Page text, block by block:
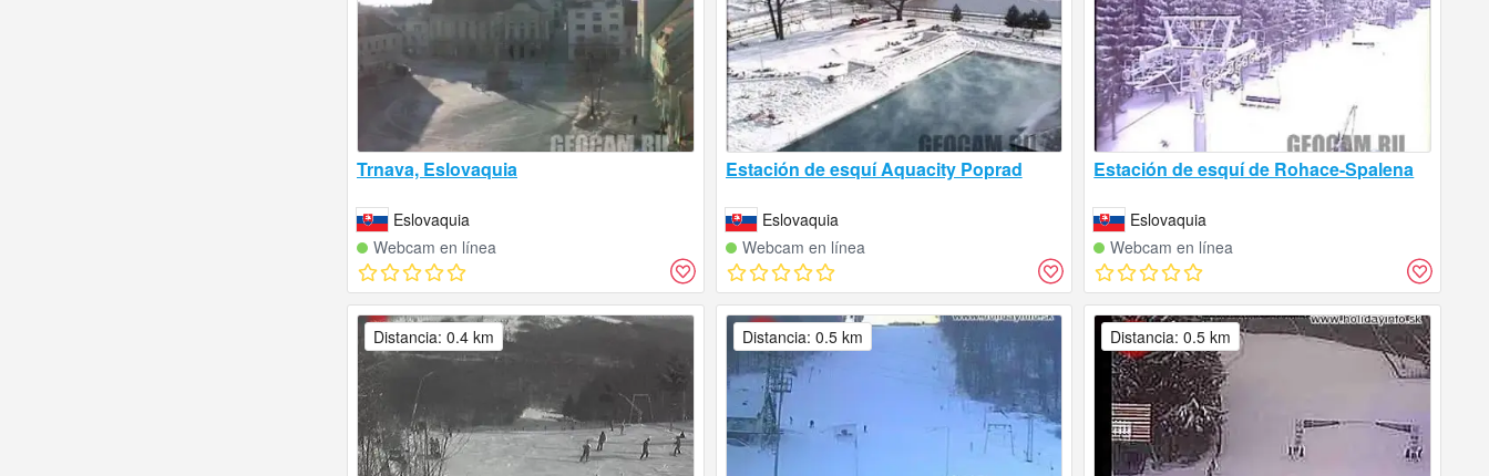
Trnava, Eslovaquia
Eslovaquia
Webcam en línea
Estación de esquí Aquacity Poprad
Eslovaquia
Webcam en línea
Estación de esquí de Rohace-Spalena
Eslovaquia
Webcam en línea
Distancia: 0.4 km Distancia: 0.5 km Distancia: 0.5 km